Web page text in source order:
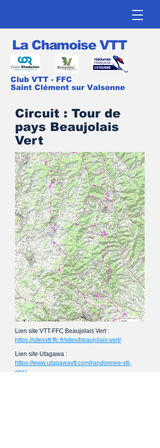
La Chamoise VTT
Club VTT - FFC
Saint Clément sur Valsonne
Circuit : Tour de
pays Beaujolais
Vert
Lien site VTT-FFC Beaujolais Vert :
https://sitesvtt.ffc.fr/sites/beaujolais-vert/
Lien site Utagawa :
https://www.utagawavtt.com/randonnee-vtt-
gps/...